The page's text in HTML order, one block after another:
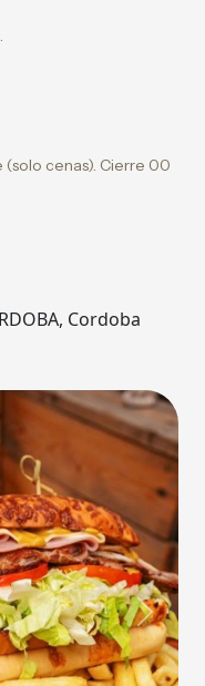
(solo cenas). Cierre 00
Cordoba
Next